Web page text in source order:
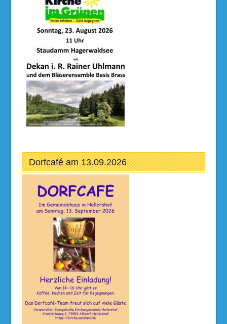
Dorfcafé am 13.09.2026